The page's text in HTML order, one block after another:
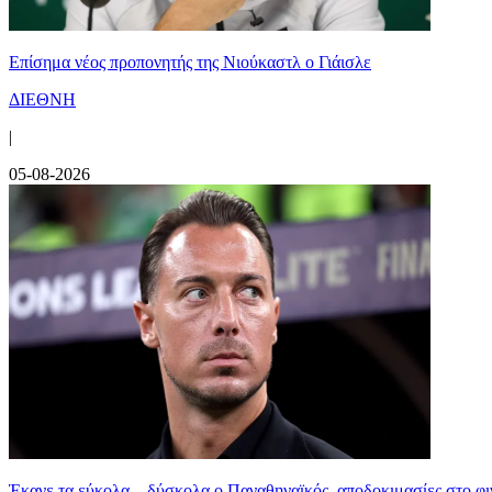
Επίσημα νέος προπονητής της Νιούκαστλ ο Γιάισλε
ΔΙΕΘΝΗ
|
05-08-2026